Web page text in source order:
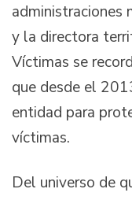
administraciones
y la directora
Víctimas se
que desde el
entidad para
víctimas.
Del universo de